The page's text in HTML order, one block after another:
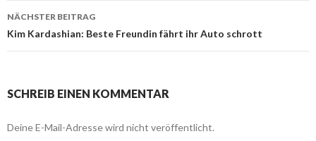
NÄCHSTER BEITRAG
Kim Kardashian: Beste Freundin fährt ihr Auto schrott
SCHREIB EINEN KOMMENTAR
Deine E-Mail-Adresse wird nicht veröffentlicht.